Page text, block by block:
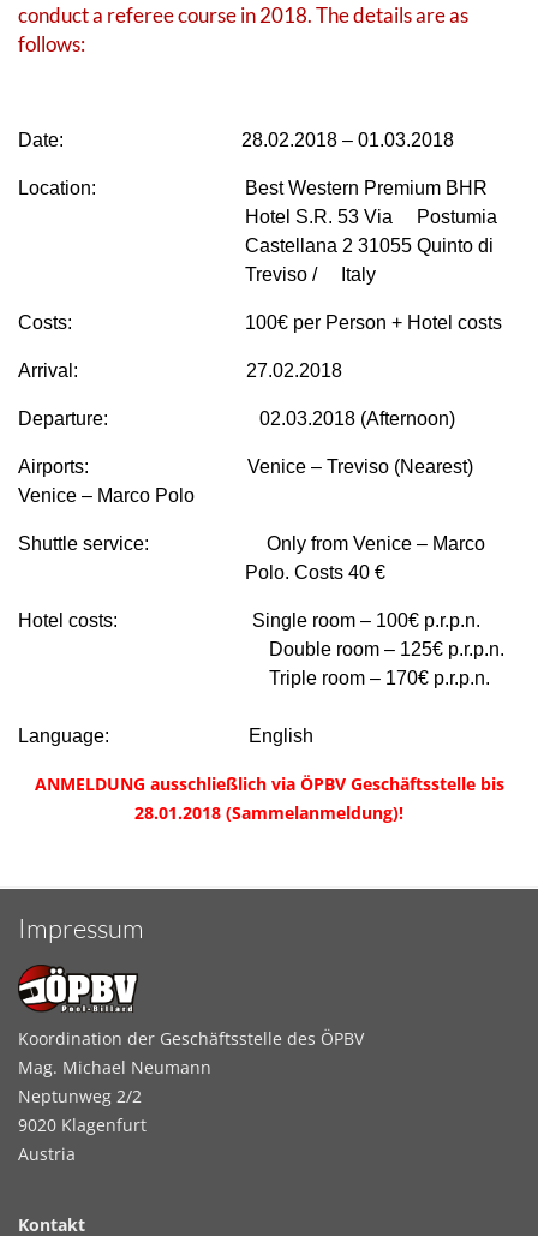
conduct a referee course in 2018. The details are as
follows:
Date: 28.02.2018 – 01.03.2018
Location:
Best Western Premium BHR
Hotel S.R. 53 Via
Postumia
Castellana 2 31055 Quinto di
Treviso /
Italy
Costs: 100€ per Person + Hotel costs
Arrival: 27.02.2018
Departure: 02.03.2018 (Afternoon)
Airports:
Venice – Treviso (Nearest)
Venice – Marco Polo
Shuttle service:
Only from Venice – Marco
Polo. Costs 40 €
Hotel costs:
Single room – 100€ p.r.p.n.
Double room – 125€ p.r.p.n.
Triple room – 170€ p.r.p.n.
Language: English
ANMELDUNG ausschließlich via ÖPBV Geschäftsstelle bis
28.01.2018 (Sammelanmeldung)!
Impressum
Koordination der Geschäftsstelle des ÖPBV
Mag. Michael Neumann
Neptunweg 2/2
9020 Klagenfurt
Austria
Kontakt